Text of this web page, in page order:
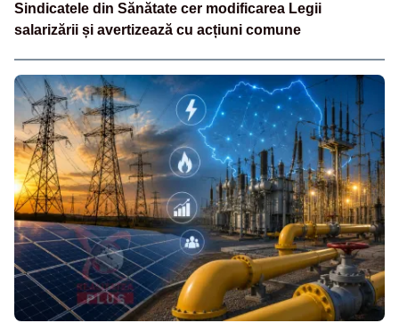
Sindicatele din Sănătate cer modificarea Legii
salarizării și avertizează cu acțiuni comune